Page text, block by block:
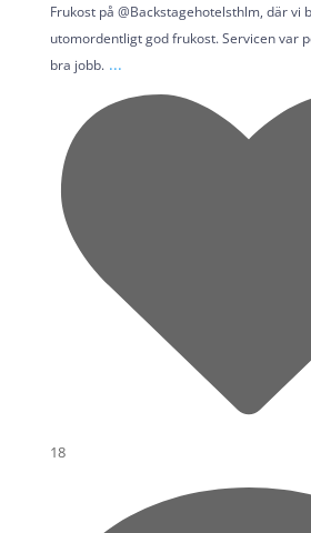
Frukost på @Backstagehotelsthlm, där vi
utomordentligt god frukost. Servicen var
bra jobb. ...
18